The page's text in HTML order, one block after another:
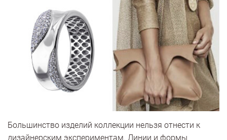
Большинство изделий коллекции нельзя отнести к
дизайнерским экспериментам. Линии и формы